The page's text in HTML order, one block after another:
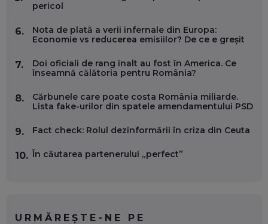
CARIERĂ DE „HACKER CU PERMIS”
ÎNVAȚĂ AEO ȘI GEO!
EP. 55
OLIVIU MATEI, HOLISUN: SOFTWARE DE LA CLUJ PENTRU
VERTICALE FĂRĂ PĂMÂNT
pericol
6.
Nota de plată a verii infernale din Europa:
Economie vs reducerea emisiilor? De ce e greșit
7.
Doi oficiali de rang înalt au fost în America. Ce
înseamnă călătoria pentru România?
8.
Cărbunele care poate costa România miliarde.
Lista fake-urilor din spatele amendamentului PSD
9. Fact check: Rolul dezinformării în criza din Ceuta
10. În căutarea partenerului „perfect”
URMĂREȘTE-NE PE